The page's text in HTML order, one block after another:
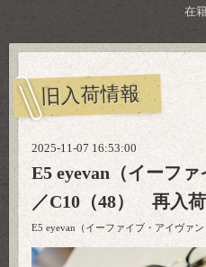
在
旧入荷情報
2025-11-07 16:53:00
E5 eyevan（イーファ
／C10（48） 再入荷
E5 eyevan（イーファイブ・アイヴァン